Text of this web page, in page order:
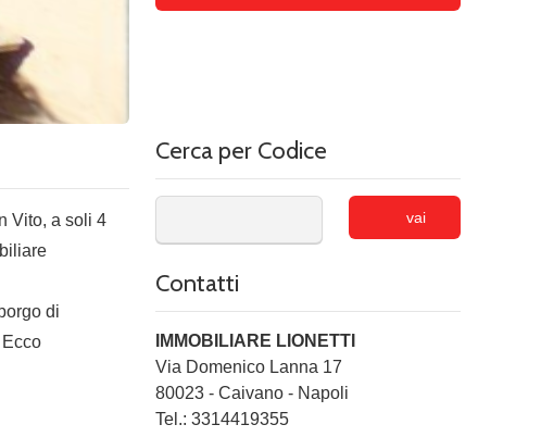
Vito, a soli 4
di
Cerca per Codice
vai
Contatti
IMMOBILIARE LIONETTI
Via Domenico Lanna 17
80023 - Caivano - Napoli
Tel.: 3314419355